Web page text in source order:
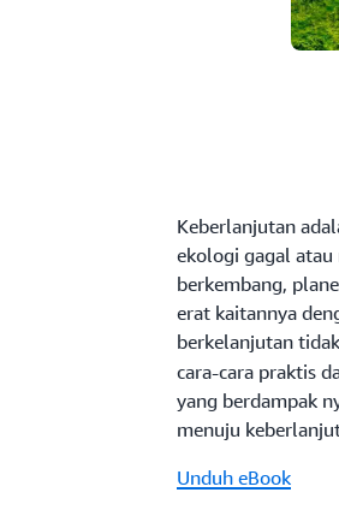
Keberlanjutan
ekologi gagal atau
berkembang,
erat kaitannya
berkelanjutan
cara-cara praktis
yang berdampak
menuju
Unduh eBook